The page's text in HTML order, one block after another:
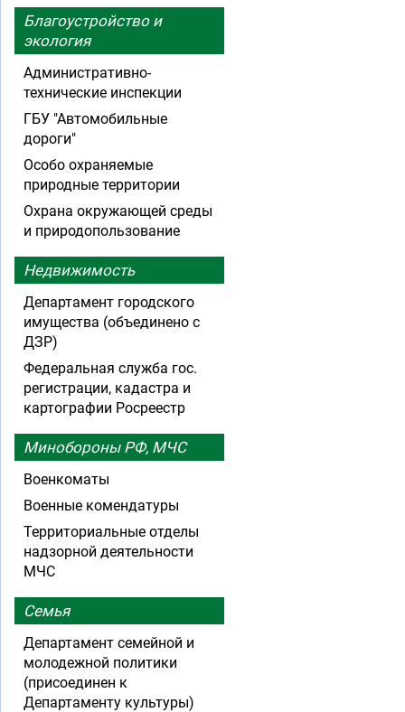
Благоустройство и
экология
Административно-
технические инспекции
ГБУ "Автомобильные
дороги"
Особо охраняемые
природные территории
Охрана окружающей среды
и природопользование
Недвижимость
Департамент городского
имущества (объединено с
ДЗР)
Федеральная служба гос.
регистрации, кадастра и
картографии Росреестр
Минобороны РФ, МЧС
Военкоматы
Военные комендатуры
Территориальные отделы
надзорной деятельности
МЧС
Семья
Департамент семейной и
молодежной политики
(присоединен к
Департаменту культуры)